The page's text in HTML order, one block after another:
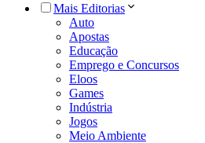
Mais Editorias
Auto
Apostas
Educação
Emprego e Concursos
Eloos
Games
Indústria
Jogos
Meio Ambiente